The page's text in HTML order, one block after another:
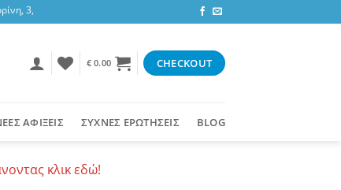
3,47 ευρώ στην υπόλοιπη Ελλάδα ή δωρεάν για αγορές 50+ ευρώ
€0.00 CHECKOUT
ΑΦΙΞΕΙΣ ΣΥΧΝΕΣ ΕΡΩΤΗΣΕΙΣ BLOG
κλικ εδώ!